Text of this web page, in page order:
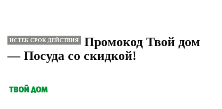
ИСТЕК СРОК ДЕЙСТВИЯ
Промокод Твой дом
— Посуда со скидкой!